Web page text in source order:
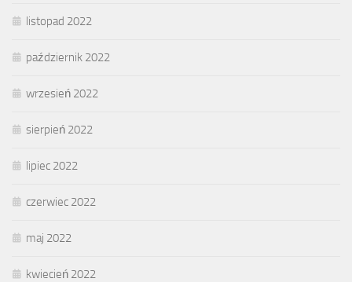
listopad 2022
październik 2022
wrzesień 2022
sierpień 2022
lipiec 2022
czerwiec 2022
maj 2022
kwiecień 2022